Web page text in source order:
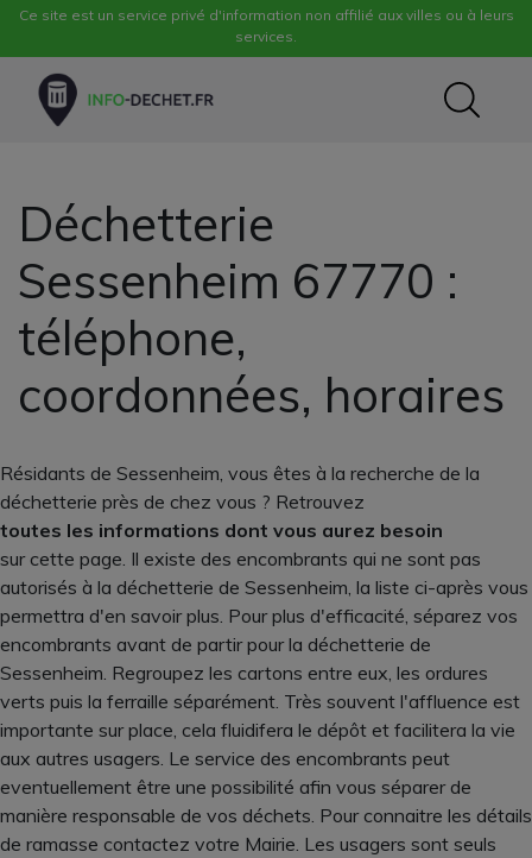
Ce site est un service privé d'information non affilié aux villes ou à leurs
services.
Déchetterie
Sessenheim 67770 :
téléphone,
coordonnées, horaires
Résidants de Sessenheim, vous êtes à la recherche de la
déchetterie près de chez vous ? Retrouvez
toutes les informations dont vous aurez besoin
sur cette page. Il existe des encombrants qui ne sont pas
autorisés à la déchetterie de Sessenheim, la liste ci-après vous
permettra d'en savoir plus. Pour plus d'efficacité, séparez vos
encombrants avant de partir pour la déchetterie de
Sessenheim. Regroupez les cartons entre eux, les ordures
verts puis la ferraille séparément. Très souvent l'affluence est
importante sur place, cela fluidifera le dépôt et facilitera la vie
aux autres usagers. Le service des encombrants peut
eventuellement être une possibilité afin vous séparer de
manière responsable de vos déchets. Pour connaitre les détails
de ramasse contactez votre Mairie. Les usagers sont seuls